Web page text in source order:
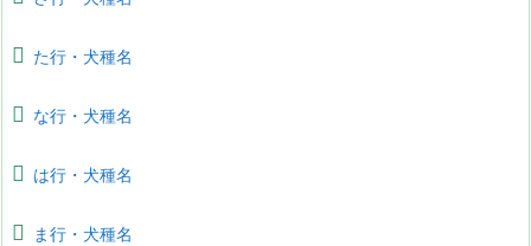
た行・犬種名
な行・犬種名
は行・犬種名
ま行・犬種名